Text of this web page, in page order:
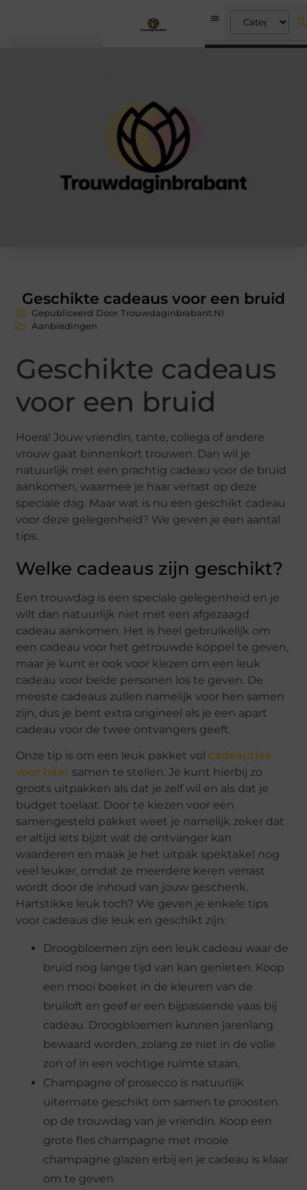
Geschikte cadeaus voor een bruid
Gepubliceerd Door Trouwdaginbrabant.nl
Aanbiedingen
Geschikte cadeaus
voor een bruid
Hoera! Jouw vriendin, tante, collega of andere
vrouw gaat binnenkort trouwen. Dan wil je
natuurlijk met een prachtig cadeau voor de bruid
aankomen, waarmee je haar verrast op deze
speciale dag. Maar wat is nu een geschikt cadeau
voor deze gelegenheid? We geven je een aantal
tips.
Welke cadeaus zijn geschikt?
Een trouwdag is een speciale gelegenheid en je
wilt dan natuurlijk niet met een afgezaagd
cadeau aankomen. Het is heel gebruikelijk om
een cadeau voor het getrouwde koppel te geven,
maar je kunt er ook voor kiezen om een leuk
cadeau voor beide personen los te geven. De
meeste cadeaus zullen namelijk voor hen samen
zijn, dus je bent extra origineel als je een apart
cadeau voor de twee ontvangers geeft.
Onze tip is om een leuk pakket vol cadeautjes
voor haar samen te stellen. Je kunt hierbij zo
groots uitpakken als dat je zelf wil en als dat je
budget toelaat. Door te kiezen voor een
samengesteld pakket weet je namelijk zeker dat
er altijd iets bijzit wat de ontvanger kan
waarderen en maak je het uitpak spektakel nog
veel leuker, omdat ze meerdere keren verrast
wordt door de inhoud van jouw geschenk.
Hartstikke leuk toch? We geven je enkele tips
voor cadeaus die leuk en geschikt zijn:
Droogbloemen zijn een leuk cadeau waar de
bruid nog lange tijd van kan genieten. Koop
een mooi boeket in de kleuren van de
bruiloft en geef er een bijpassende vaas bij
cadeau. Droogbloemen kunnen jarenlang
bewaard worden, zolang ze niet in de volle
zon of in een vochtige ruimte staan.
Champagne of prosecco is natuurlijk
uitermate geschikt om samen te proosten
op de trouwdag van je vriendin. Koop een
grote fles champagne met mooie
champagne glazen erbij en je cadeau is klaar
om te geven.